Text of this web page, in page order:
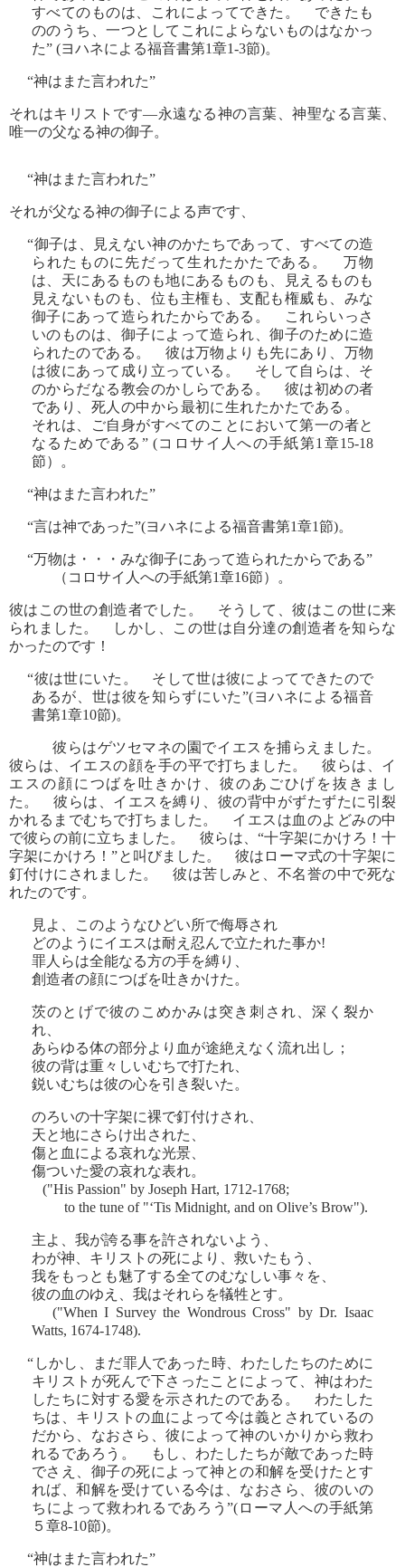
すべてのものは、これによってできた。 できたも
ののうち、一つとしてこれによらないものはなかっ
た” (ヨハネによる福音書第1章1-3節)。
“神はまた言われた”
それはキリストです―永遠なる神の言葉、神聖なる言葉、
唯一の父なる神の御子。
“神はまた言われた”
それが父なる神の御子による声です、
“御子は、見えない神のかたちであって、すべての造
られたものに先だって生れたかたである。 万物
は、天にあるものも地にあるものも、見えるものも
見えないものも、位も主権も、支配も権威も、みな
御子にあって造られたからである。 これらいっさ
いのものは、御子によって造られ、御子のために造
られたのである。 彼は万物よりも先にあり、万物
は彼にあって成り立っている。 そして自らは、そ
のからだなる教会のかしらである。 彼は初めの者
であり、死人の中から最初に生れたかたである。
それは、ご自身がすべてのことにおいて第一の者と
なるためである” (コロサイ人への手紙第1章15-18
節）。
“神はまた言われた”
“言は神であった”(ヨハネによる福音書第1章1節)。
“万物は・・・みな御子にあって造られたからである”
（コロサイ人への手紙第1章16節）。
彼はこの世の創造者でした。 そうして、彼はこの世に来
られました。 しかし、この世は自分達の創造者を知らな
かったのです！
“彼は世にいた。 そして世は彼によってできたので
あるが、世は彼を知らずにいた”(ヨハネによる福音
書第1章10節)。
彼らはゲツセマネの園でイエスを捕らえました。
彼らは、イエスの顔を手の平で打ちました。 彼らは、イ
エスの顔につばを吐きかけ、彼のあごひげを抜きまし
た。 彼らは、イエスを縛り、彼の背中がずたずたに引裂
かれるまでむちで打ちました。 イエスは血のよどみの中
で彼らの前に立ちました。 彼らは、“十字架にかけろ！十
字架にかけろ！”と叫びました。 彼はローマ式の十字架に
釘付けにされました。 彼は苦しみと、不名誉の中で死な
れたのです。
見よ、このようなひどい所で侮辱され
どのようにイエスは耐え忍んで立たれた事か!
罪人らは全能なる方の手を縛り、
創造者の顔につばを吐きかけた。
茨のとげで彼のこめかみは突き刺され、深く裂か
れ、
あらゆる体の部分より血が途絶えなく流れ出し；
彼の背は重々しいむちで打たれ、
鋭いむちは彼の心を引き裂いた。
のろいの十字架に裸で釘付けされ、
天と地にさらけ出された、
傷と血による哀れな光景、
傷ついた愛の哀れな表れ。
("His Passion" by Joseph Hart, 1712-1768;
to the tune of "‘Tis Midnight, and on Olive’s Brow").
主よ、我が誇る事を許されないよう、
わが神、キリストの死により、救いたもう、
我をもっとも魅了する全てのむなしい事々を、
彼の血のゆえ、我はそれらを犠牲とす。
("When I Survey the Wondrous Cross" by Dr. Isaac
Watts, 1674-1748).
“しかし、まだ罪人であった時、わたしたちのために
キリストが死んで下さったことによって、神はわた
したちに対する愛を示されたのである。 わたした
ちは、キリストの血によって今は義とされているの
だから、なおさら、彼によって神のいかりから救わ
れるであろう。 もし、わたしたちが敵であった時
でさえ、御子の死によって神との和解を受けたとす
れば、和解を受けている今は、なおさら、彼のいの
ちによって救われるであろう”(ローマ人への手紙第
５章8-10節)。
“神はまた言われた”